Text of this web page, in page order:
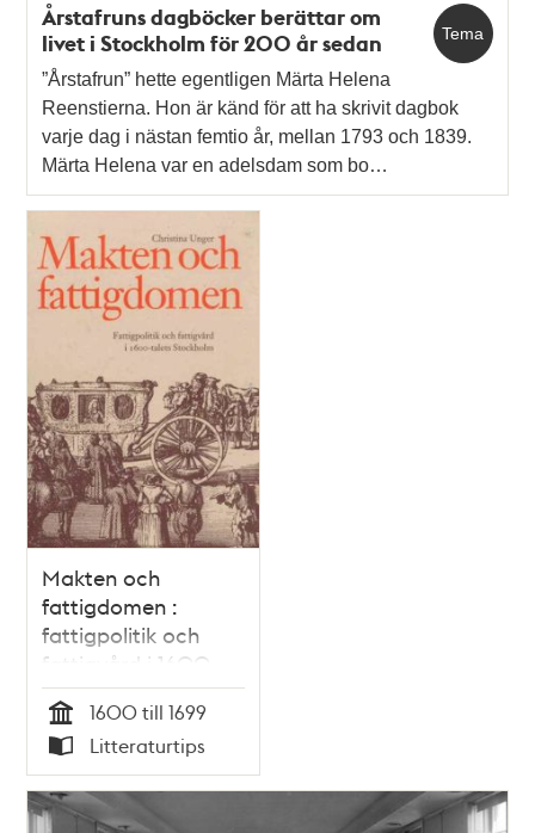
Tema
Årstafruns dagböcker berättar om
livet i Stockholm för 200 år sedan
”Årstafrun” hette egentligen Märta Helena
Reenstierna. Hon är känd för att ha skrivit dagbok
varje dag i nästan femtio år, mellan 1793 och 1839.
Märta Helena var en adelsdam som bo…
Makten och
fattigdomen :
fattigpolitik och
fattigvård i 1600-
talets Stockholm /
Christina Unger
Tid
1600 till 1699
Typ
Litteraturtips